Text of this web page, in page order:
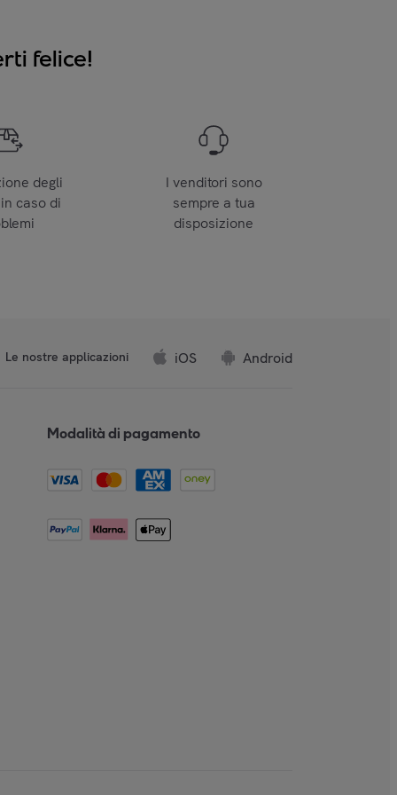
felice!
degli
caso di
I venditori sono
sempre a tua
disposizione
Le nostre applicazioni iOS Android
Modalità di pagamento